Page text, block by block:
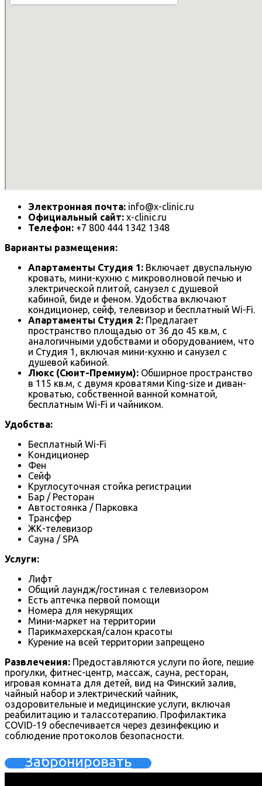
Электронная почта: info@x-clinic.ru
Официальный сайт: x-clinic.ru
Телефон: +7 800 444 1342 1348
Варианты размещения:
Апартаменты Студия 1: Включает двуспальную
кровать, мини-кухню с микроволновой печью и
электрической плитой, санузел с душевой
кабиной, биде и феном. Удобства включают
кондиционер, сейф, телевизор и бесплатный Wi-Fi.
Апартаменты Студия 2: Предлагает
пространство площадью от 36 до 45 кв.м, с
аналогичными удобствами и оборудованием, что
и Студия 1, включая мини-кухню и санузел с
душевой кабиной.
Люкс (Сюит-Премиум): Обширное пространство
в 115 кв.м, с двумя кроватями King-size и диван-
кроватью, собственной ванной комнатой,
бесплатным Wi-Fi и чайником.
Удобства:
Бесплатный Wi-Fi
Кондиционер
Фен
Сейф
Круглосуточная стойка регистрации
Бар / Ресторан
Автостоянка / Парковка
Трансфер
ЖК-телевизор
Сауна / SPA
Услуги:
Лифт
Общий лаундж/гостиная с телевизором
Есть аптечка первой помощи
Номера для некурящих
Мини-маркет на территории
Парикмахерская/салон красоты
Курение на всей территории запрещено
Развлечения: Предоставляются услуги по йоге, пешие
прогулки, фитнес-центр, массаж, сауна, ресторан,
игровая комната для детей, вид на Финский залив,
чайный набор и электрический чайник,
оздоровительные и медицинские услуги, включая
реабилитацию и талассотерапию. Профилактика
COVID-19 обеспечивается через дезинфекцию и
соблюдение протоколов безопасности.
Забронировать